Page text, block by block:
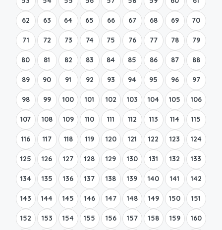
62 63 64 65 66 67 68 69 70
71 72 73 74 75 76 77 78 79
80 81 82 83 84 85 86 87 88
89 90 91 92 93 94 95 96 97
98 99 100 101 102 103 104 105 106
107 108 109 110 111 112 113 114 115
116 117 118 119 120 121 122 123 124
125 126 127 128 129 130 131 132 133
134 135 136 137 138 139 140 141 142
143 144 145 146 147 148 149 150 151
152 153 154 155 156 157 158 159 160